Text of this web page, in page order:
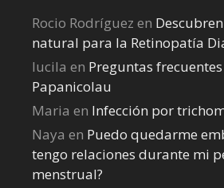
Rocio Rodríguez en
natural para la Retinopatía
lucila en Preguntas
Papanicolau
Maria en Infección por
Naya en Puedo quedarme
tengo relaciones durante mi
menstrual?